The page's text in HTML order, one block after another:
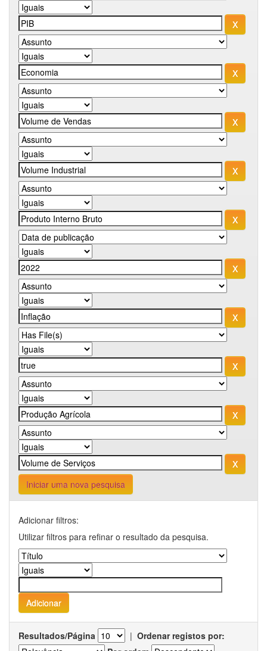
Iniciar uma nova pesquisa
Adicionar filtros:
Utilizar filtros para refinar o resultado da pesquisa.
Resultados/Página | Ordenar registos por: